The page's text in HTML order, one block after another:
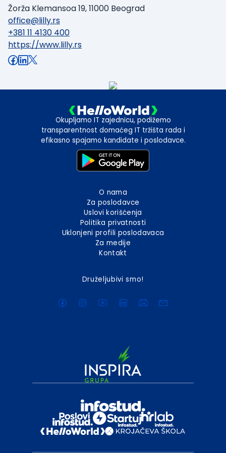
Žorža Klemansoa 19, 11000 Beograd
office@lilly.rs
+381 11 4130 400
https://www.lilly.rs
Okupljamo IT zajednicu, podižemo
transparentnost domaćeg IT tržišta rada i
efikasno spajamo kandidate i poslodavce.
O nama
Za poslodavce
Uslovi korišćenja
Politika privatnosti
Uklonjeni profili poslodavaca
Za medije
Kontakt
Druželjubivi smo!